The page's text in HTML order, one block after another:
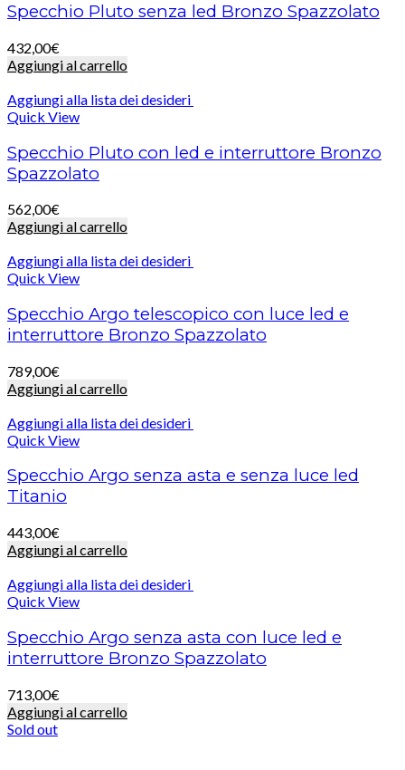
Specchio Pluto senza led Bronzo Spazzolato
432,00€
Aggiungi al carrello
Aggiungi alla lista dei desideri
Quick View
Specchio Pluto con led e interruttore Bronzo
Spazzolato
562,00€
Aggiungi al carrello
Aggiungi alla lista dei desideri
Quick View
Specchio Argo telescopico con luce led e
interruttore Bronzo Spazzolato
789,00€
Aggiungi al carrello
Aggiungi alla lista dei desideri
Quick View
Specchio Argo senza asta e senza luce led
Titanio
443,00€
Aggiungi al carrello
Aggiungi alla lista dei desideri
Quick View
Specchio Argo senza asta con luce led e
interruttore Bronzo Spazzolato
713,00€
Aggiungi al carrello
Sold out